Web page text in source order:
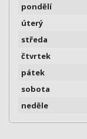
pondělí
úterý
středa
čtvrtek
pátek
sobota
neděle